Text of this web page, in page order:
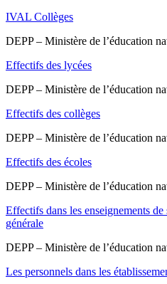
IVAL Collèges
DEPP – Ministère de l’éducation
Effectifs des lycées
DEPP – Ministère de l’éducation
Effectifs des collèges
DEPP – Ministère de l’éducation
Effectifs des écoles
DEPP – Ministère de l’éducation
Effectifs dans les enseignements
générale
DEPP – Ministère de l’éducation
Les personnels dans les